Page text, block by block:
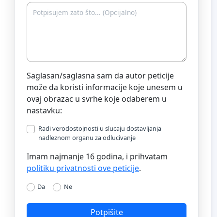
Saglasan/saglasna sam da autor peticije
može da koristi informacije koje unesem u
ovaj obrazac u svrhe koje odaberem u
nastavku:
Radi verodostojnosti u slucaju dostavljanja
nadleznom organu za odlucivanje
Imam najmanje 16 godina, i prihvatam
politiku privatnosti ove peticije.
Da Ne
Potpišite